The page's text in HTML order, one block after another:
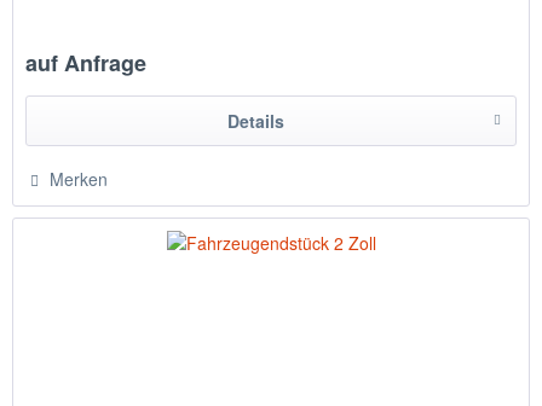
auf Anfrage
Details
Merken